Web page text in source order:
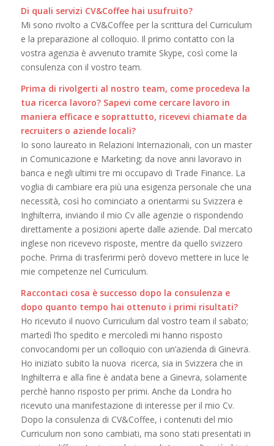
Di quali servizi CV&Coffee hai usufruito?
Mi sono rivolto a CV&Coffee per la scrittura del Curriculum
e la preparazione al colloquio. Il primo contatto con la
vostra agenzia è avvenuto tramite Skype, così come la
consulenza con il vostro team.
Prima di rivolgerti al nostro team, come procedeva la
tua ricerca lavoro? Sapevi come cercare lavoro in
maniera efficace e soprattutto, ricevevi chiamate da
recruiters o aziende locali?
Io sono laureato in Relazioni Internazionali, con un master
in Comunicazione e Marketing; da nove anni lavoravo in
banca e negli ultimi tre mi occupavo di Trade Finance. La
voglia di cambiare era più una esigenza personale che una
necessità, così ho cominciato a orientarmi su Svizzera e
Inghilterra, inviando il mio Cv alle agenzie o rispondendo
direttamente a posizioni aperte dalle aziende. Dal mercato
inglese non ricevevo risposte, mentre da quello svizzero
poche. Prima di trasferirmi però dovevo mettere in luce le
mie competenze nel Curriculum.
Raccontaci cosa è successo dopo la consulenza e
dopo quanto tempo hai ottenuto i primi risultati?
Ho ricevuto il nuovo Curriculum dal vostro team il sabato;
martedì l’ho spedito e mercoledì mi hanno risposto
convocandomi per un colloquio con un’azienda di Ginevra.
Ho iniziato subito la nuova ricerca, sia in Svizzera che in
Inghilterra e alla fine è andata bene a Ginevra, solamente
perchè hanno risposto per primi. Anche da Londra ho
ricevuto una manifestazione di interesse per il mio Cv.
Dopo la consulenza di CV&Coffee, i contenuti del mio
Curriculum non sono cambiati, ma sono stati presentati in